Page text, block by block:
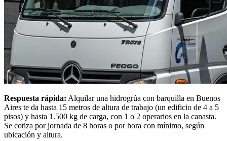
Respuesta rápida: Alquilar una hidrogrúa con barquilla en Buenos
Aires te da hasta 15 metros de altura de trabajo (un edificio de 4 a 5
pisos) y hasta 1.500 kg de carga, con 1 o 2 operarios en la canasta.
Se cotiza por jornada de 8 horas o por hora con mínimo, según
ubicación y altura.